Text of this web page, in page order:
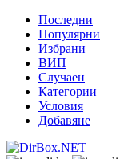
Последни
Популярни
Избрани
ВИП
Случаен
Категории
Условия
Добавяне